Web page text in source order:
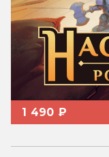
1 490 ₽